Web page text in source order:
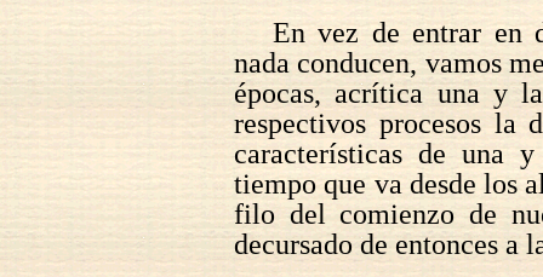
En vez de entrar en
nada conducen, vamos
épocas, acrítica una y
respectivos procesos la
características de una
tiempo que va desde los
filo del comienzo de
decursado de entonces a